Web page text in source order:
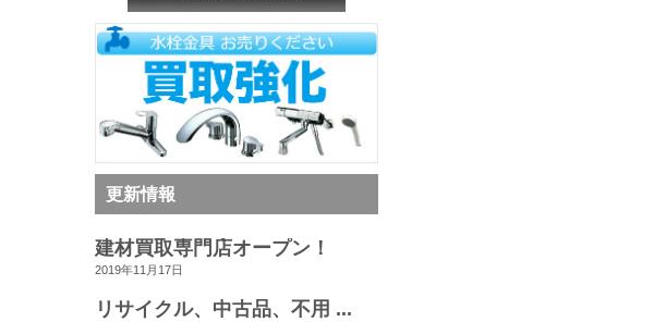
更新情報
建材買取専門店オープン！
2019年11月17日
リサイクル、中古品、不用 ...